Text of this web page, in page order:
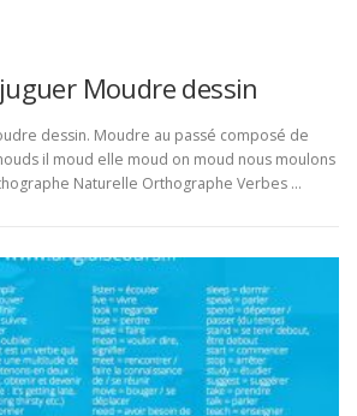
Moudre dessin
dessin. Moudre au passé composé de
il moud elle moud on moud nous moulons
Naturelle Orthographe Verbes …